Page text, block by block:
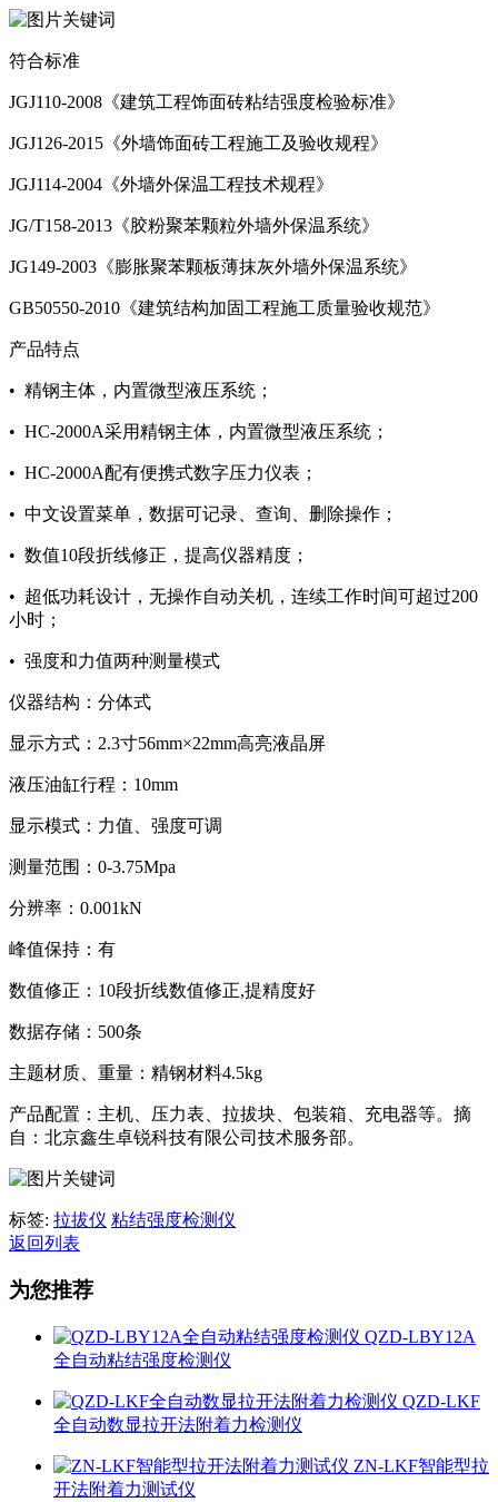
符合标准
JGJ110-2008《建筑工程饰面砖粘结强度检验标准》
JGJ126-2015《外墙饰面砖工程施工及验收规程》
JGJ114-2004《外墙外保温工程技术规程》
JG/T158-2013《胶粉聚苯颗粒外墙外保温系统》
JG149-2003《膨胀聚苯颗板薄抹灰外墙外保温系统》
GB50550-2010《建筑结构加固工程施工质量验收规范》
产品特点
• 精钢主体，内置微型液压系统；
• HC-2000A采用精钢主体，内置微型液压系统；
• HC-2000A配有便携式数字压力仪表；
• 中文设置菜单，数据可记录、查询、删除操作；
• 数值10段折线修正，提高仪器精度；
• 超低功耗设计，无操作自动关机，连续工作时间可超过200
小时；
• 强度和力值两种测量模式
仪器结构：分体式
显示方式：2.3寸56mm×22mm高亮液晶屏
液压油缸行程：10mm
显示模式：力值、强度可调
测量范围：0-3.75Mpa
分辨率：0.001kN
峰值保持：有
数值修正：10段折线数值修正,提精度好
数据存储：500条
主题材质、重量：精钢材料4.5kg
产品配置：主机、压力表、拉拔块、包装箱、充电器等。摘
自：北京鑫生卓锐科技有限公司技术服务部。
标签: 拉拔仪 粘结强度检测仪
返回列表
为您推荐
QZD-LBY12A
全自动粘结强度检测仪
QZD-LKF
全自动数显拉开法附着力检测仪
ZN-LKF智能型拉
开法附着力测试仪